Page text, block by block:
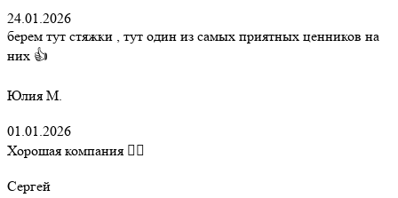
24.01.2026
берем тут стяжки , тут один из самых приятных ценников на
них 👍
Юлия М.
01.01.2026
Хорошая компания 👍🏻
Сергей